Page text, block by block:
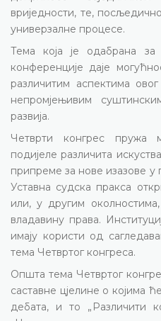
вриједности, те,
универзалне процесе.
Тема која је одабрана за
конференције даје
различитим аспектима
непромјењивим
развија.
Четврти конгрес пружа
подијеле различита
припреме за нове изазове у
Уставна судска пракса
или, у другим
владавину права.
имају користи од
тема Четвртог конгреса.
Општа тема Четвртог
саставне цјелине о којима
дебата, и то „Различити